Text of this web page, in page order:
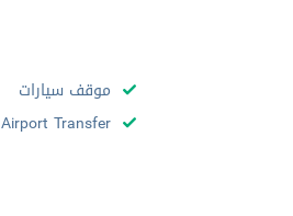
موقف سيارات
Airport Transfer